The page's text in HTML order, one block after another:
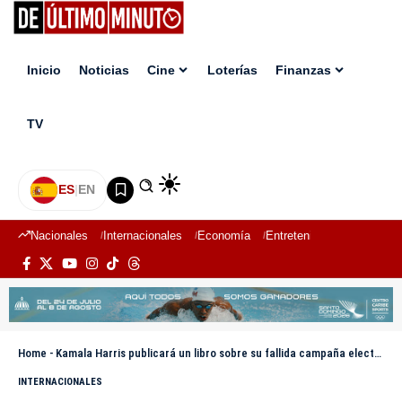
Inicio Noticias Cine Loterías Finanzas
TV
ES|EN
Nacionales Internacionales Economía Entretenimiento
Home - Kamala Harris publicará un libro sobre su fallida campaña electoral
INTERNACIONALES